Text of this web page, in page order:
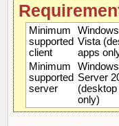
Minimum
supported
client
Windows
Vista
apps
Minimum
supported
server
Windows
Server
(desktop
only)